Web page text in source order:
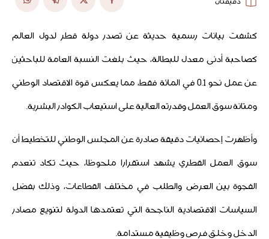
كشفت بيانات رسمية حديثة عن تصدر دولة قطر لدول العالم
كصاحبة أدنى معدل للبطالة، حيث بلغت النسبة العامة للباحثين
عن عمل نحو 0.1 في المائة فقط، مما يعكس قوة الاقتصاد الوطني
ومتانة سوق العمل وقدرته العالية على استيعاب الكوادر البشرية.
وأظهرت إحصائيات دقيقة صادرة عن المجلس الوطني للتخطيط أن
سوق العمل القطري يشهد استقرارا ملحوظا، حيث تكاد تنعدم
الفجوة بين العرض والطلب في مختلف القطاعات، وذلك بفضل
السياسات الاقتصادية الناجحة التي تعتمدها الدولة لتنويع مصادر
الدخل وخلق فرص وظيفية مستدامة.